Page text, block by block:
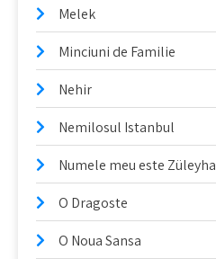
Melek
Minciuni de Familie
Nehir
Nemilosul Istanbul
Numele meu este Züleyha
O Dragoste
O Noua Sansa